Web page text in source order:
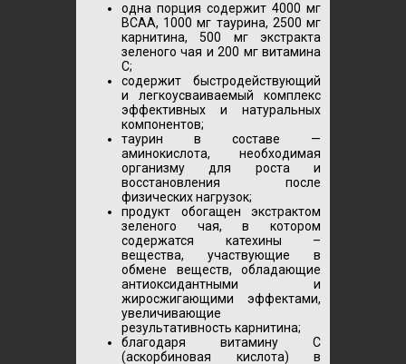
одна порция содержит 4000 мг
ВСАА, 1000 мг таурина, 2500 мг
карнитина, 500 мг экстракта
зеленого чая и 200 мг витамина
С;
cодержит быстродействующий
и легкоусваиваемый комплекс
эффективных и натуральных
компонентов;
таурин в составе —
аминокислота, необходимая
организму для роста и
восстановления после
физических нагрузок;
продукт обогащен экстрактом
зеленого чая, в котором
содержатся катехины –
вещества, участвующие в
обмене веществ, обладающие
антиоксидантными и
жиросжигающими эффектами,
увеличивающие
результативность карнитина;
благодаря витамину С
(аскорбиновая кислота) в